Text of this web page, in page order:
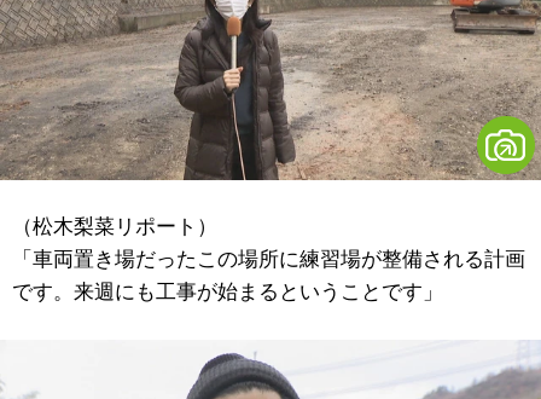
（松木梨菜リポート）
「車両置き場だったこの場所に練習場が整備される計画
です。来週にも工事が始まるということです」